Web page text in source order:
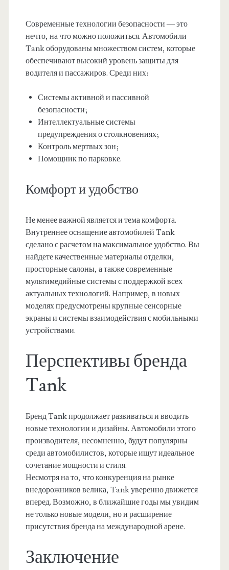
Современные технологии безопасности — это
нечто, на что можно положиться. Автомобили
Tank оборудованы множеством систем, которые
обеспечивают высокий уровень защиты для
водителя и пассажиров. Среди них:
Системы активной и пассивной
безопасности;
Интеллектуальные системы
предупреждения о столкновениях;
Контроль мертвых зон;
Помощник по парковке.
Комфорт и удобство
Не менее важной является и тема комфорта.
Внутреннее оснащение автомобилей Tank
сделано с расчетом на максимальное удобство. Вы
найдете качественные материалы отделки,
просторные салоны, а также современные
мультимедийные системы с поддержкой всех
актуальных технологий. Например, в новых
моделях предусмотрены крупные сенсорные
экраны и системы взаимодействия с мобильными
устройствами.
Перспективы бренда
Tank
Бренд Tank продолжает развиваться и вводить
новые технологии и дизайны. Автомобили этого
производителя, несомненно, будут популярны
среди автомобилистов, которые ищут идеальное
сочетание мощности и стиля.
Несмотря на то, что конкуренция на рынке
внедорожников велика, Tank уверенно движется
вперед. Возможно, в ближайшие годы мы увидим
не только новые модели, но и расширение
присутствия бренда на международной арене.
Заключение